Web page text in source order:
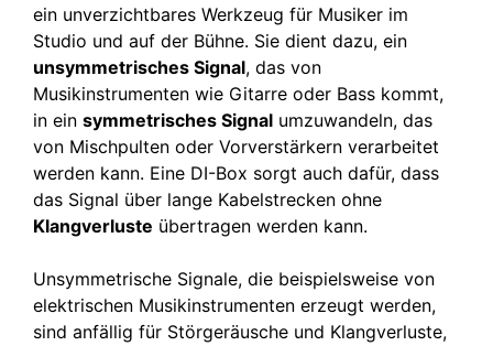
ein unverzichtbares Werkzeug für Musiker im
Studio und auf der Bühne. Sie dient dazu, ein
unsymmetrisches Signal, das von
Musikinstrumenten wie Gitarre oder Bass kommt,
in ein symmetrisches Signal umzuwandeln, das
von Mischpulten oder Vorverstärkern verarbeitet
werden kann. Eine DI-Box sorgt auch dafür, dass
das Signal über lange Kabelstrecken ohne
Klangverluste übertragen werden kann.
Unsymmetrische Signale, die beispielsweise von
elektrischen Musikinstrumenten erzeugt werden,
sind anfällig für Störgeräusche und Klangverluste,